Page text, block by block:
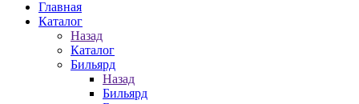
Главная
Каталог
Назад
Каталог
Бильярд
Назад
Бильярд